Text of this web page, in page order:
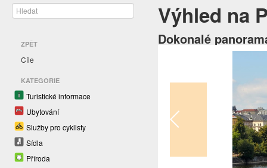
ZPĚT
Cíle
KATEGORIE
Turistické informace
Ubytování
Služby pro cyklisty
Sídla
Příroda
Výhled na
Dokonalé